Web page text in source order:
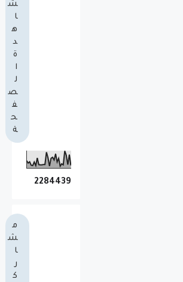
ش
ا
ه
د
ة
ا
ل
ص
ف
ح
ة
2284439
م
ش
ا
ر
ك